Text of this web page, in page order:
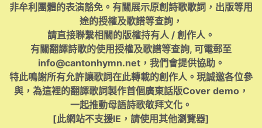
非牟利團體的表演豁免。有關展示原創詩歌歌詞，出版等用
途的授權及歌譜等查詢，
請直接聯繫相關的版權持有人 / 創作人。
有關翻譯詩歌的使用授權及歌譜等查詢, 可電郵至
info@cantonhymn.net，我們會提供協助。
特此鳴謝所有允許讓歌詞在此轉載的創作人。現誠邀各位參
與，為這裡的翻譯歌詞製作首個廣東話版Cover demo，
一起推動母語詩歌敬拜文化。
[此網站不支援IE，請使用其他瀏覽器]